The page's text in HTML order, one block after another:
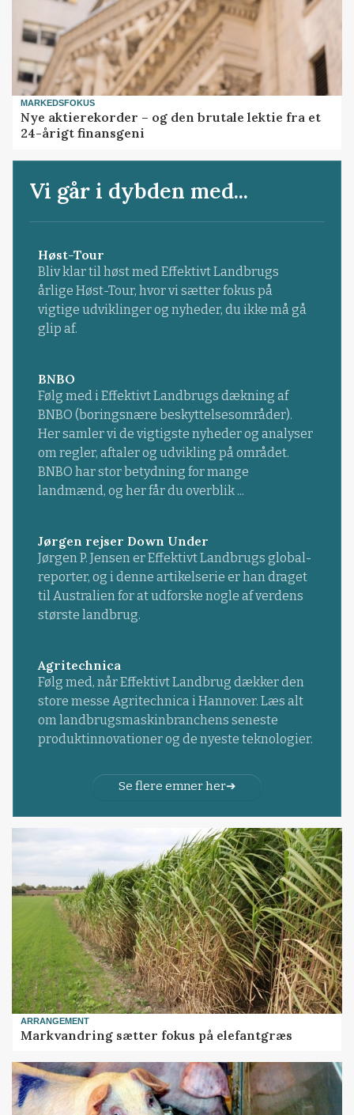
MARKEDSFOKUS
Nye aktierekorder – og den brutale lektie fra et
24-årigt finansgeni
Vi går i dybden med...
Høst-Tour
Bliv klar til høst med Effektivt Landbrugs
årlige Høst-Tour, hvor vi sætter fokus på
vigtige udviklinger og nyheder, du ikke må gå
glip af.
BNBO
Følg med i Effektivt Landbrugs dækning af
BNBO (boringsnære beskyttelsesområder).
Her samler vi de vigtigste nyheder og analyser
om regler, aftaler og udvikling på området.
BNBO har stor betydning for mange
landmænd, og her får du overblik ...
Jørgen rejser Down Under
Jørgen P. Jensen er Effektivt Landbrugs global-
reporter, og i denne artikelserie er han draget
til Australien for at udforske nogle af verdens
største landbrug.
Agritechnica
Følg med, når Effektivt Landbrug dækker den
store messe Agritechnica i Hannover. Læs alt
om landbrugsmaskinbranchens seneste
produktinnovationer og de nyeste teknologier.
Se flere emner her
ARRANGEMENT
Markvandring sætter fokus på elefantgræs